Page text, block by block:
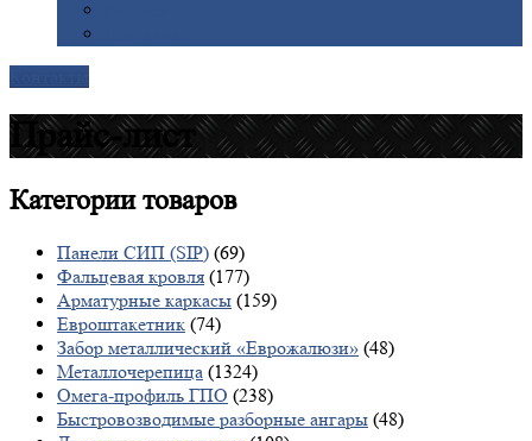
Прайс-лист
Категориитоваров
Панели СИП (SIP) (69)
Фальцевая кровля (177)
Арматурные каркасы (159)
Евроштакетник (74)
Забор металлический «Еврожалюзи» (48)
Металлочерепица (1324)
Омега-профиль ГПО (238)
Быстровозводимые разборные ангары (48)